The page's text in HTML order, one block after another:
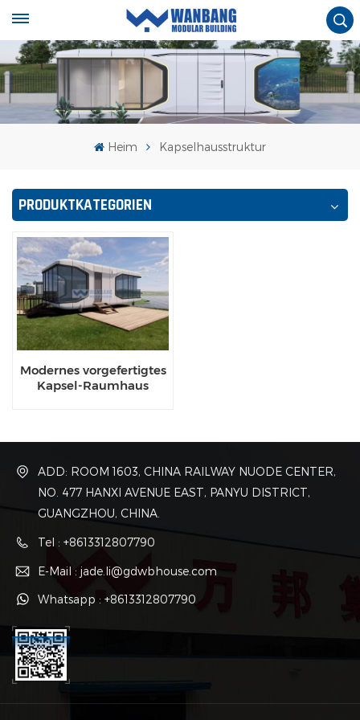
Heim Kapselhausstruktur
PRODUKTKATEGORIEN
Modernes vorgefertigtes
Kapsel-Raumhaus
ADD: ROOM 1603, CHINA RAILWAY NUODE CENTER,
NO. 477 HANXI AVENUE EAST, PANYU DISTRICT,
GUANGZHOU, CHINA.
Tel : +8613312807790
E-Mail : jade.li@gdwbhouse.com
Whatsapp : +8613312807790